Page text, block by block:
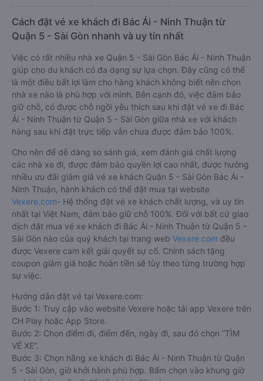
Cách đặt vé xe khách đi Bác Ái - Ninh Thuận từ
Quận 5 - Sài Gòn nhanh và uy tín nhất
Việc có rất nhiều nhà xe Quận 5 - Sài Gòn Bác Ái - Ninh Thuận
giúp cho du khách có đa dạng sự lựa chọn. Đây cũng có thể
là một điều bất lợi làm cho hàng khách không biết nên chọn
nhà xe nào là phù hợp với mình. Bên cạnh đó, việc đảm bảo
giữ chỗ, có được chỗ ngồi yêu thích sau khi đặt vé xe đi Bác
Ái - Ninh Thuận từ Quận 5 - Sài Gòn giữa nhà xe với khách
hàng sau khi đặt trực tiếp vẫn chưa được đảm bảo 100%.
Cho nên để dễ dàng so sánh giá, xem đánh giá chất lượng
các nhà xe đi, được đảm bảo quyền lợi cao nhất, được hưởng
nhiều ưu đãi giảm giá vé xe khách Quận 5 - Sài Gòn Bác Ái -
Ninh Thuận, hành khách có thể đặt mua tại website
Vexere.com- Hệ thống đặt vé xe khách chất lượng, và uy tín
nhất tại Việt Nam, đảm bảo giữ chỗ 100%. Đối với bất cứ giao
dịch đặt mua vé xe khách đi Bác Ái - Ninh Thuận từ Quận 5 -
Sài Gòn nào của quý khách tại trang web Vexere.com đều
được Vexere cam kết giải quyết sự cố. Chính sách tặng
coupon giảm giá hoặc hoàn tiền sẽ tùy theo từng trường hợp
sự việc.
Hướng dẫn đặt vé tại Vexere.com:
Bước 1: Truy cập vào website Vexere hoặc tải app Vexere trên
CH Play hoặc App Store.
Bước 2: Chọn điểm đi, điểm đến, ngày đi, sau đó chọn “TÌM
VÉ XE”.
Bước 3: Chọn hãng xe khách đi Bác Ái - Ninh Thuận từ Quận
5 - Sài Gòn, giờ khởi hành phù hợp. Bấm chọn vào khung giờ